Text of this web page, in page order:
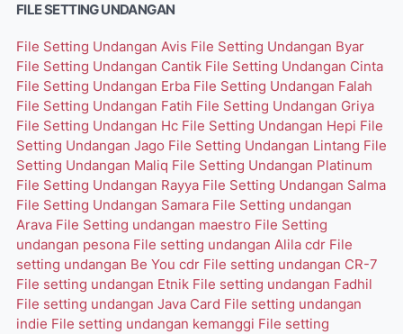
FILE SETTING UNDANGAN
File Setting Undangan Avis File Setting Undangan Byar
File Setting Undangan Cantik File Setting Undangan Cinta
File Setting Undangan Erba File Setting Undangan Falah
File Setting Undangan Fatih File Setting Undangan Griya
File Setting Undangan Hc File Setting Undangan Hepi File
Setting Undangan Jago File Setting Undangan Lintang File
Setting Undangan Maliq File Setting Undangan Platinum
File Setting Undangan Rayya File Setting Undangan Salma
File Setting Undangan Samara File Setting undangan
Arava File Setting undangan maestro File Setting
undangan pesona File setting undangan Alila cdr File
setting undangan Be You cdr File setting undangan CR-7
File setting undangan Etnik File setting undangan Fadhil
File setting undangan Java Card File setting undangan
indie File setting undangan kemanggi File setting